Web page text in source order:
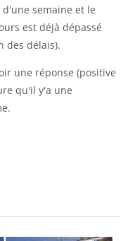
semaine et le
est déjà dépassé
des délais).
une réponse (positive
qu'il y'a une